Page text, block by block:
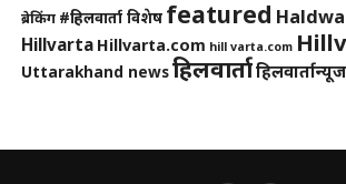
ब्रेकिंग #हिलवार्ता विशेष featured
Hillvarta Hillvarta.com hill varta.com
Uttarakhand newsहिलवार्ता